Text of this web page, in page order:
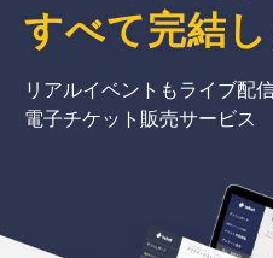
すべて完結
リアルイベントもライブ配
電子チケット販売サービス